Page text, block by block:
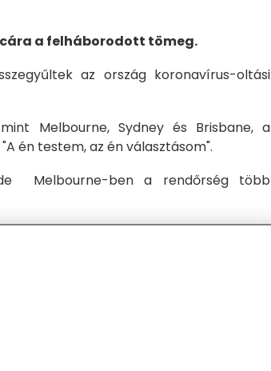
a felháborodott tömeg.
az ország koronavírus-oltási
Melbourne, Sydney és Brisbane, a
én testem, az én választásom".
Melbourne-ben a rendőrség több